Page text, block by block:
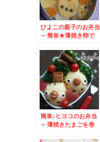
ひよこの親子のお弁当
– 簡単★薄焼き卵で
簡単♪ヒヨコのお弁当
– 薄焼きたまごを巻